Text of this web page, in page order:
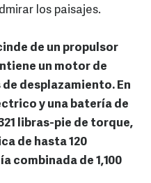
los paisajes.
de un propulsor
un motor de
desplazamiento. En
y una batería de
321 libras-pie de torque,
de hasta 120
combinada de 1,100